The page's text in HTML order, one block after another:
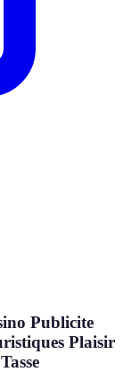
Publicite
Plaisir